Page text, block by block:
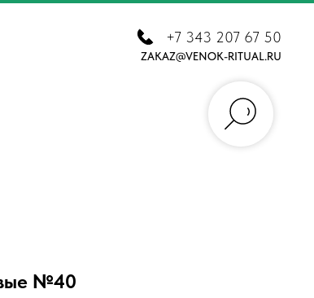
+7 343 207 67 50
ZAKAZ@VENOK-RITUAL.RU
№40